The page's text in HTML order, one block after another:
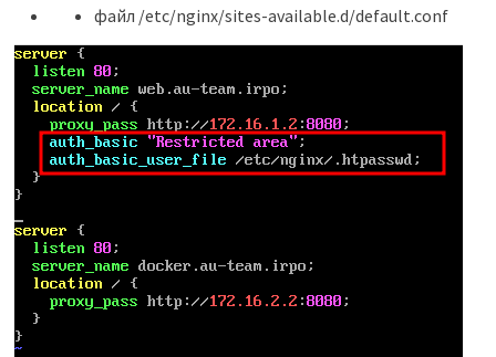
файл /etc/nginx/sites-available.d/default.conf